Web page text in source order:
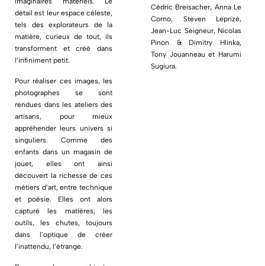
détail est leur espace céleste,
tels des explorateurs de la
matière, curieux de tout, ils
transforment et créé dans
l’infiniment petit.
Pour réaliser ces images, les
photographes se sont
rendues dans les ateliers des
artisans, pour mieux
appréhender leurs univers si
singuliers. Comme des
enfants dans un magasin de
jouet, elles ont ainsi
découvert la richesse de ces
métiers d’art, entre technique
et poésie. Elles ont alors
capturé les matières, les
outils, les chutes, toujours
dans l’optique de créer
l’inattendu, l’étrange.
Cédric Breisacher, Anna Le
Corno, Steven Leprizé,
Jean-Luc Seigneur, Nicolas
Pinon & Dimitry Hlinka,
Tony Jouanneau et Harumi
Sugiura.